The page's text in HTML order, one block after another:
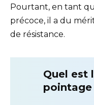
Pourtant, en tant
précoce, il a du
de résistance.
Quel est
pointage